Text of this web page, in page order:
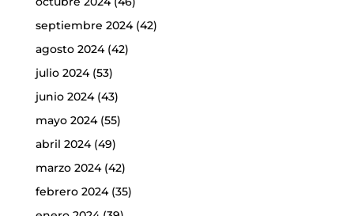
septiembre 2024(42)
agosto 2024(42)
julio 2024(53)
junio 2024(43)
mayo 2024(55)
abril 2024(49)
marzo 2024(42)
febrero 2024(35)